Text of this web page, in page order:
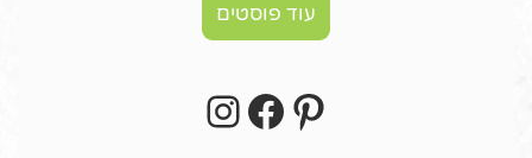
עוד פוסטים
Pinterest
Facebook